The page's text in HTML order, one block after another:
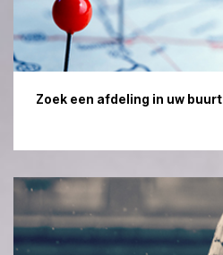
Zoek een afdeling in uw buurt